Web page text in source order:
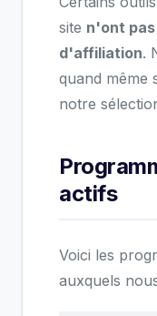
site n'ont
d'affiliation.
quand même
notre
actifs
Voici les
auxquels